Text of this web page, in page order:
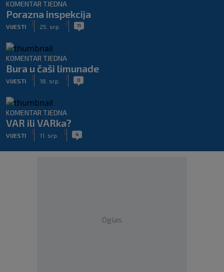
KOMENTAR TJEDNA
Porazna inspekcija
VIJESTI
|
25. srp.
| 11
KOMENTAR TJEDNA
Bura u čaši limunade
VIJESTI
|
18. srp.
| 0
KOMENTAR TJEDNA
VAR ili VARka?
VIJESTI
|
11. srp.
| 4
Oglas